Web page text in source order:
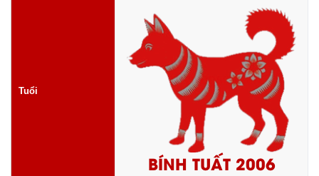
Tuổi
BÍNH TUẤT 2006